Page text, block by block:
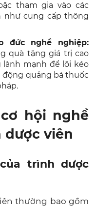
tham gia vào các
như cung cấp thông
đức nghề nghiệp:
quà tặng giá trị cao
mạnh để lôi kéo
động quảng bá thuốc
hội nghề
viên
trình dược
thường bao gồm